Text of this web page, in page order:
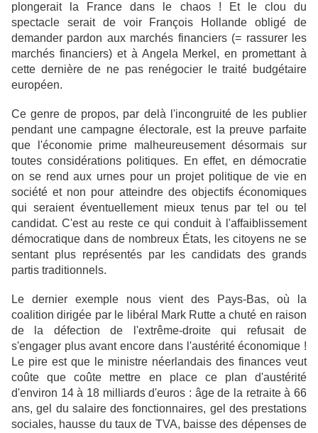
plongerait la France dans le chaos ! Et le clou du
spectacle serait de voir François Hollande obligé de
demander pardon aux marchés financiers (= rassurer les
marchés financiers) et à Angela Merkel, en promettant à
cette dernière de ne pas renégocier le traité budgétaire
européen.
Ce genre de propos, par delà l'incongruité de les publier
pendant une campagne électorale, est la preuve parfaite
que l'économie prime malheureusement désormais sur
toutes considérations politiques. En effet, en démocratie
on se rend aux urnes pour un projet politique de vie en
société et non pour atteindre des objectifs économiques
qui seraient éventuellement mieux tenus par tel ou tel
candidat. C'est au reste ce qui conduit à l'affaiblissement
démocratique dans de nombreux États, les citoyens ne se
sentant plus représentés par les candidats des grands
partis traditionnels.
Le dernier exemple nous vient des Pays-Bas, où la
coalition dirigée par le libéral Mark Rutte a chuté en raison
de la défection de l'extrême-droite qui refusait de
s'engager plus avant encore dans l'austérité économique !
Le pire est que le ministre néerlandais des finances veut
coûte que coûte mettre en place ce plan d'austérité
d'environ 14 à 18 milliards d'euros : âge de la retraite à 66
ans, gel du salaire des fonctionnaires, gel des prestations
sociales, hausse du taux de TVA, baisse des dépenses de